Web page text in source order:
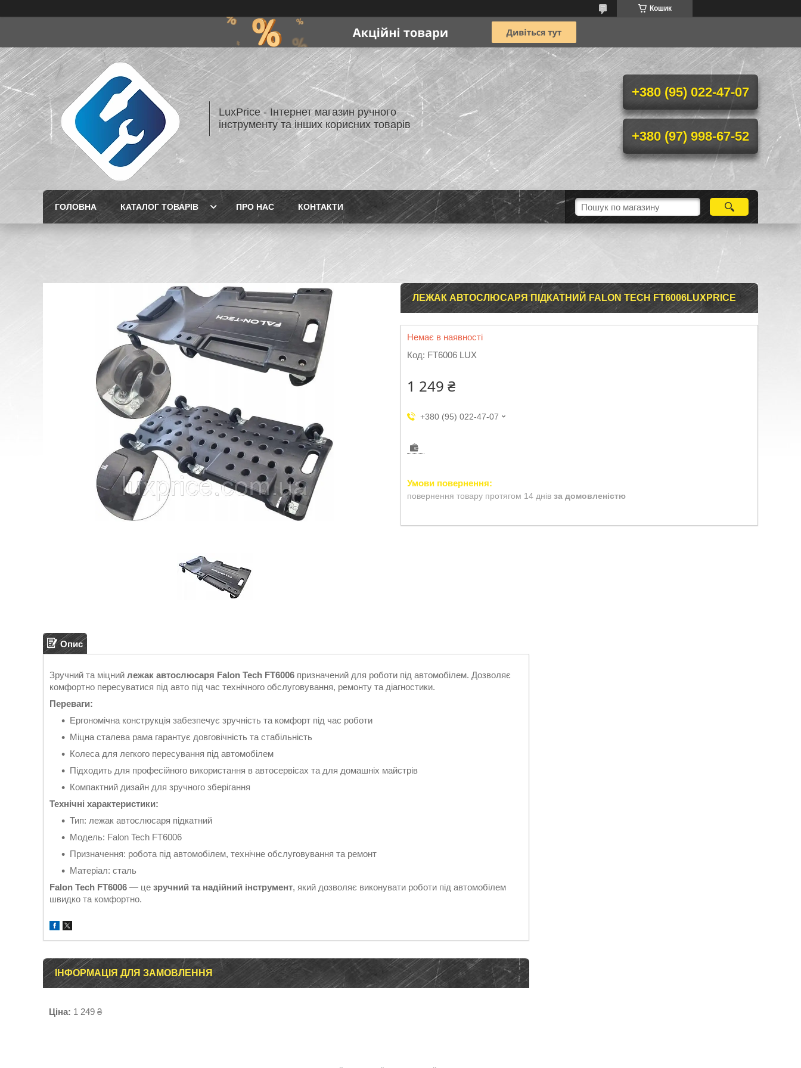
Кошик
LuxPrice - Інтернет магазин ручного
інструменту та інших корисних товарів
+380 (95) 022-47-07
+380 (97) 998-67-52
ГОЛОВНА КАТАЛОГ ТОВАРІВ ПРО НАС КОНТАКТИ
ЛЕЖАК АВТОСЛЮСАРЯ ПІДКАТНИЙ FALON TECH FT6006LUXPRICE
Немає в наявності
Код: FT6006 LUX
1 249 ₴
+380 (95) 022-47-07
повернення товару протягом 14 днів за домовленістю
Опис
Зручний та міцний лежак автослюсаря Falon Tech FT6006 призначений для роботи під автомобілем. Дозволяє
комфортно пересуватися під авто під час технічного обслуговування, ремонту та діагностики.
Переваги:
Ергономічна конструкція забезпечує зручність та комфорт під час роботи
Міцна сталева рама гарантує довговічність та стабільність
Колеса для легкого пересування під автомобілем
Підходить для професійного використання в автосервісах та для домашніх майстрів
Компактний дизайн для зручного зберігання
Технічні характеристики:
Тип: лежак автослюсаря підкатний
Модель: Falon Tech FT6006
Призначення: робота під автомобілем, технічне обслуговування та ремонт
Матеріал: сталь
Falon Tech FT6006 — це зручний та надійний інструмент, який дозволяє виконувати роботи під автомобілем
швидко та комфортно.
ІНФОРМАЦІЯ ДЛЯ ЗАМОВЛЕННЯ
Ціна: 1 249 ₴